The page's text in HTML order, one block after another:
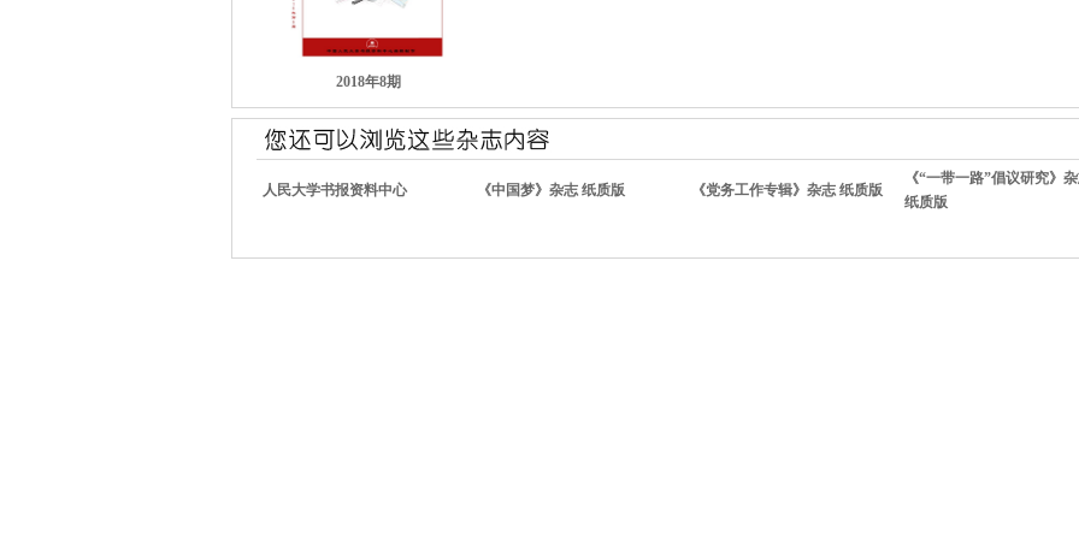
2018年8期
人民大学书报资料中心 《中国梦》杂志 纸质版 《党务工作专辑》杂志 纸质版
《“一带一路”倡议研究》
纸质版